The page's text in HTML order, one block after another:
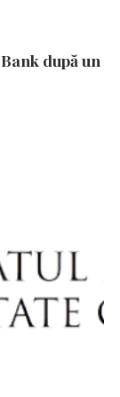
după un